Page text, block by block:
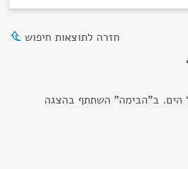
חזרה לתוצאות חיפוש
הים. ב"הבימה" השתתף בהצגה